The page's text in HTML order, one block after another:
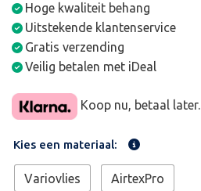
Hoge kwaliteit behang
Uitstekende klantenservice
Gratis verzending
Veilig betalen met iDeal
Koop nu, betaal later.
Kies een materiaal:
Variovlies AirtexPro